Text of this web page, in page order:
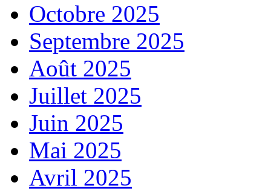
Octobre 2025
Septembre 2025
Août 2025
Juillet 2025
Juin 2025
Mai 2025
Avril 2025